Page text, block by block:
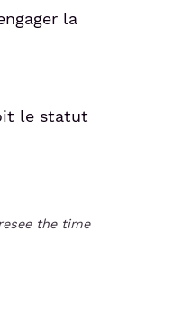
la
le statut
the time